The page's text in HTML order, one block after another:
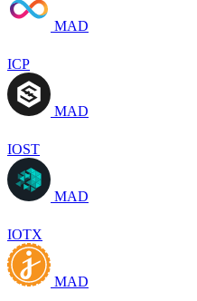
MAD
ICP
MAD
IOST
MAD
IOTX
MAD